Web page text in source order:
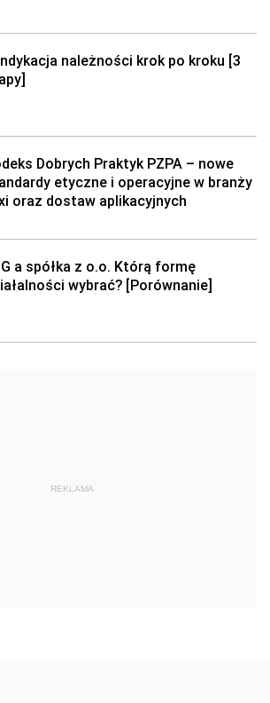
należności krok po kroku [3
Dobrych Praktyk PZPA – nowe
etyczne i operacyjne w branży
oraz dostaw aplikacyjnych
a spółka z o.o. Którą formę
wybrać? [Porównanie]
REKLAMA